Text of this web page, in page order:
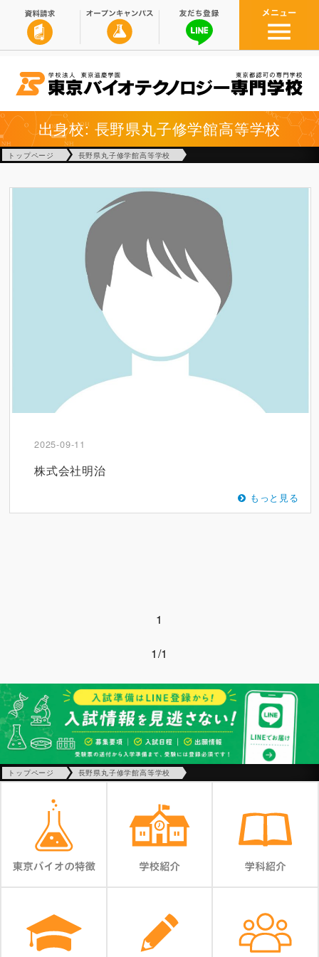
出身校: 長野県丸子修学館高等学校
トップページ 長野県丸子修学館高等学校
2025-09-11
株式会社明治
もっと見る
1
1/1
トップページ 長野県丸子修学館高等学校